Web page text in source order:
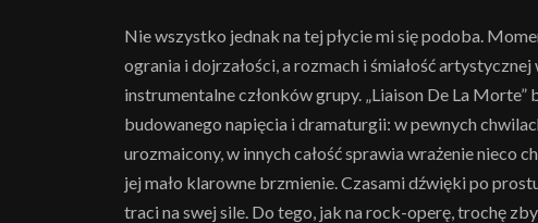
Nie wszystko jednak na tej płycie mi się podoba.
ogrania i dojrzałości, a rozmach i śmiałość
instrumentalne członków grupy. „Liaison De La
budowanego napięcia i dramaturgii: w pewnych
urozmaicony, w innych całość sprawia wrażenie nieco
jej mało klarowne brzmienie. Czasami dźwięki po
traci na swej sile. Do tego, jak na rock-operę, trochę